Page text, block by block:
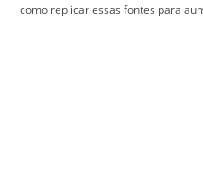
como replicar essas fontes para